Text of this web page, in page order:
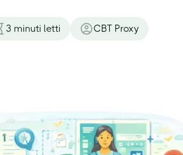
3 minuti letti CBT Proxy